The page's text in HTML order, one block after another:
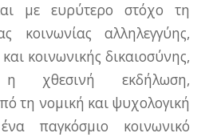
με ευρύτερο στόχο τη
κοινωνίας αλληλεγγύης,
κοινωνικής δικαιοσύνης,
η χθεσινή εκδήλωση,
τη νομική και ψυχολογική
παγκόσμιο κοινωνικό